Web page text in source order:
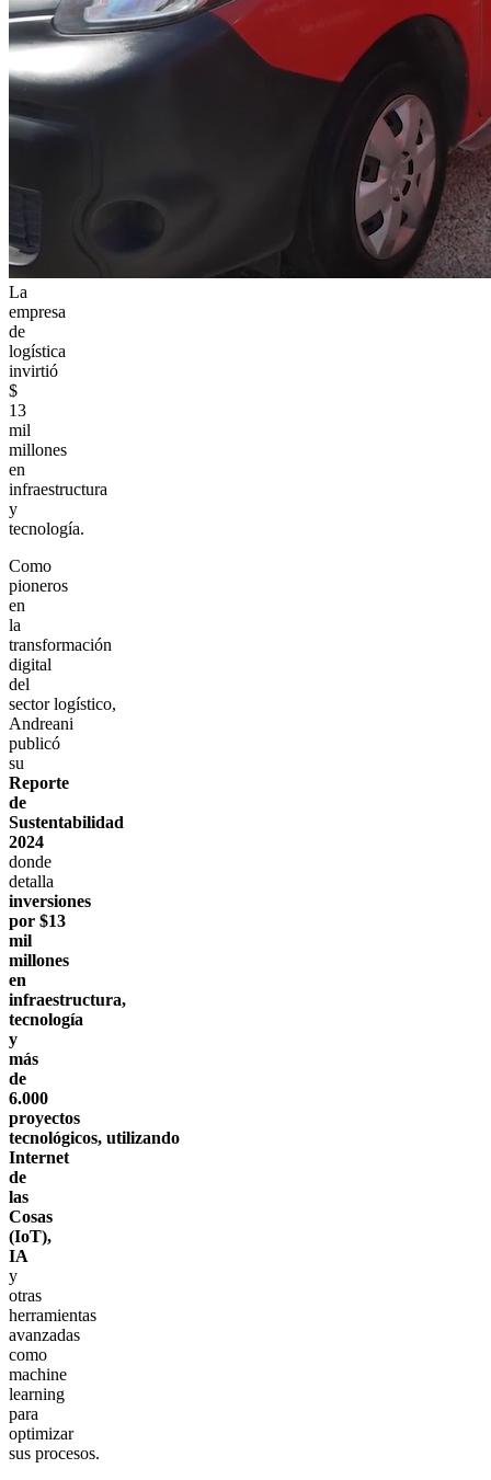
La
empresa
de
logística
invirtió
$
13
mil
millones
en
infraestructura
y
tecnología.
Como
pioneros
en
la
transformación
digital
del
sector logístico,
Andreani
publicó
su
Reporte
de
Sustentabilidad
2024
donde
detalla
inversiones
por $13
mil
millones
en
infraestructura,
tecnología
y
más
de
6.000
proyectos
tecnológicos, utilizando
Internet
de
las
Cosas
(IoT),
IA
y
otras
herramientas
avanzadas
como
machine
learning
para
optimizar
sus procesos.